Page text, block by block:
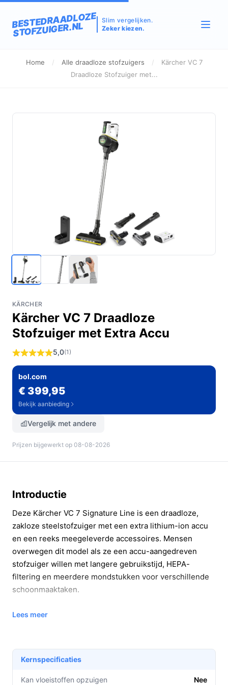
BESTEDRAADLOZE
STOFZUIGER.NL
Slim vergelijken.
Zeker kiezen.
Home / Alle draadloze stofzuigers /
Kärcher VC 7
Draadloze Stofzuiger met...
KÄRCHER
Kärcher VC 7 Draadloze
Stofzuiger met Extra Accu
5,0(1)
bol.com
€ 399,95
Bekijk aanbieding
Vergelijk met andere
Prijzen bijgewerkt op 08-08-2026
Introductie
Deze Kärcher VC 7 Signature Line is een draadloze,
zakloze steelstofzuiger met een extra lithium-ion accu
en een reeks meegeleverde accessoires. Mensen
overwegen dit model als ze een accu-aangedreven
stofzuiger willen met langere gebruikstijd, HEPA-
filtering en meerdere mondstukken voor verschillende
schoonmaaktaken.
In 20 seconden beslissen
gebruikstijd (laagste stand) en een extra accu om
langer door te kunnen werken.
Niet kopen als:je een extreem stille stofzuiger
Lees meer
Kernspecificaties
Kan vloeistoffen opzuigen Nee